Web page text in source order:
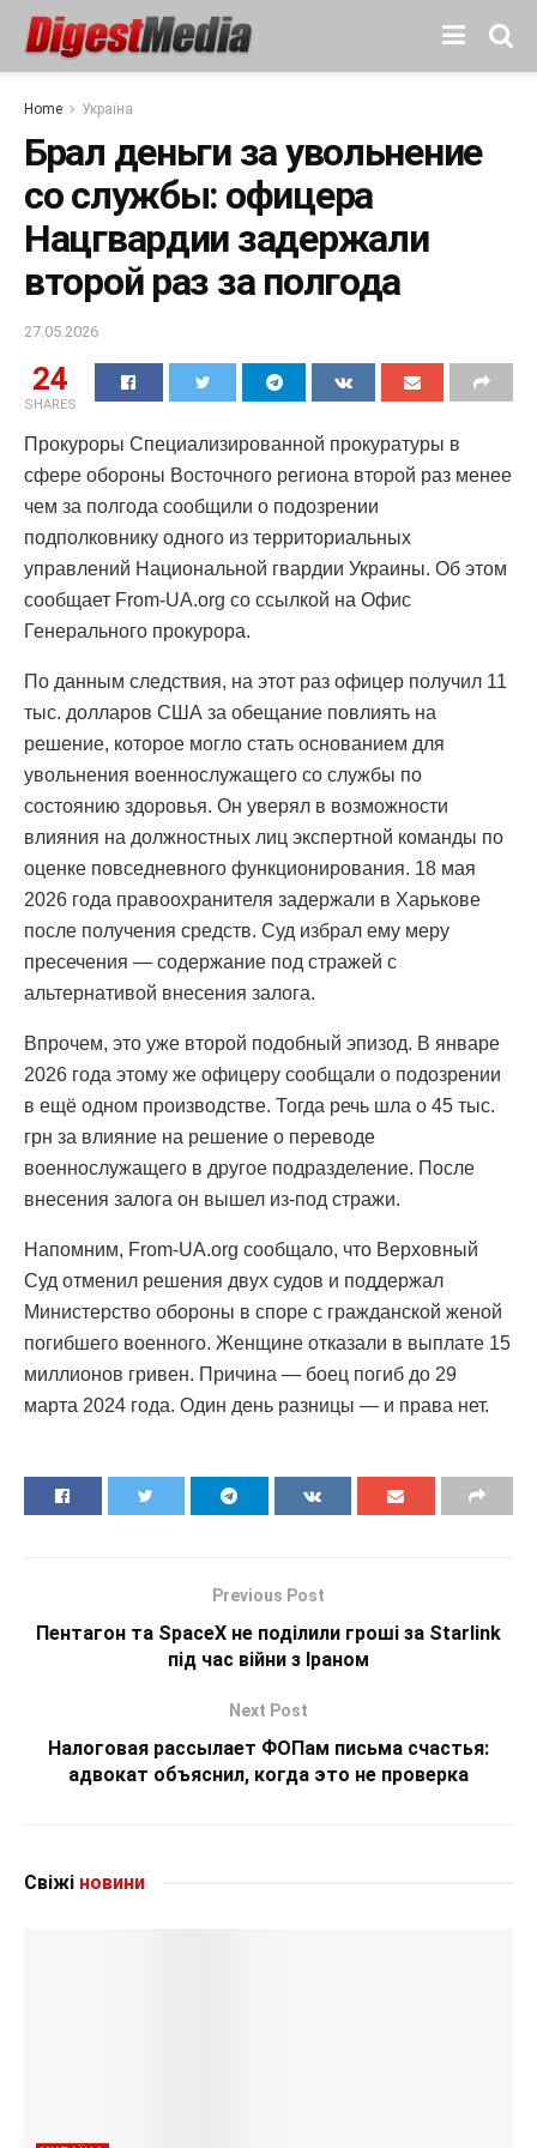
Home Україна
Брал деньги за увольнение
со службы: офицера
Нацгвардии задержали
второй раз за полгода
27.05.2026
24
SHARES
Прокуроры Специализированной прокуратуры в
сфере обороны Восточного региона второй раз менее
чем за полгода сообщили о подозрении
подполковнику одного из территориальных
управлений Национальной гвардии Украины. Об этом
сообщает From-UA.org со ссылкой на Офис
Генерального прокурора.
По данным следствия, на этот раз офицер получил 11
тыс. долларов США за обещание повлиять на
решение, которое могло стать основанием для
увольнения военнослужащего со службы по
состоянию здоровья. Он уверял в возможности
влияния на должностных лиц экспертной команды по
оценке повседневного функционирования. 18 мая
2026 года правоохранителя задержали в Харькове
после получения средств. Суд избрал ему меру
пресечения — содержание под стражей с
альтернативой внесения залога.
Впрочем, это уже второй подобный эпизод. В январе
2026 года этому же офицеру сообщали о подозрении
в ещё одном производстве. Тогда речь шла о 45 тыс.
грн за влияние на решение о переводе
военнослужащего в другое подразделение. После
внесения залога он вышел из-под стражи.
Напомним, From-UA.org сообщало, что Верховный
Суд отменил решения двух судов и поддержал
Министерство обороны в споре с гражданской женой
погибшего военного. Женщине отказали в выплате 15
миллионов гривен. Причина — боец погиб до 29
марта 2024 года. Один день разницы — и права нет.
Previous Post
Пентагон та SpaceX не поділили гроші за Starlink
під час війни з Іраном
Next Post
Налоговая рассылает ФОПам письма счастья:
адвокат объяснил, когда это не проверка
Свіжі новини